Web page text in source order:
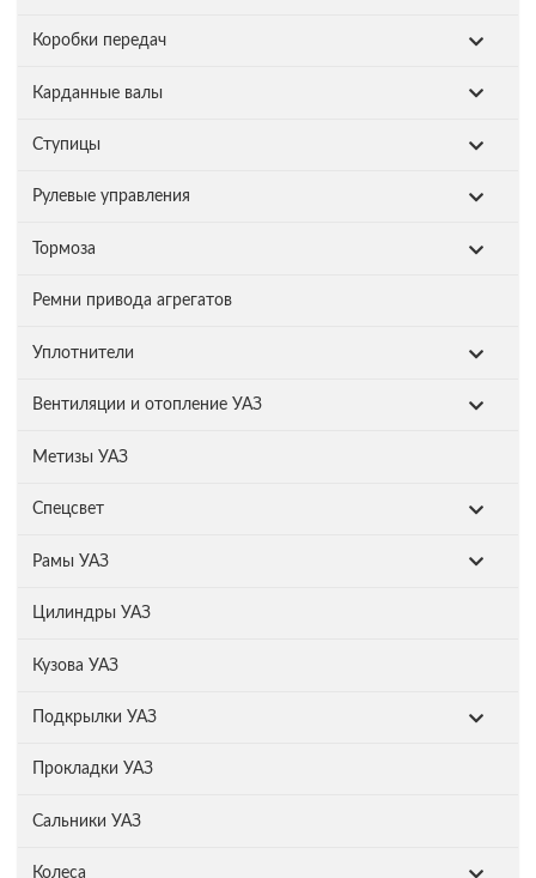
Коробки передач
Карданные валы
Ступицы
Рулевые управления
Тормоза
Ремни привода агрегатов
Уплотнители
Вентиляции и отопление УАЗ
Метизы УАЗ
Спецсвет
Рамы УАЗ
Цилиндры УАЗ
Кузова УАЗ
Подкрылки УАЗ
Прокладки УАЗ
Сальники УАЗ
Колеса